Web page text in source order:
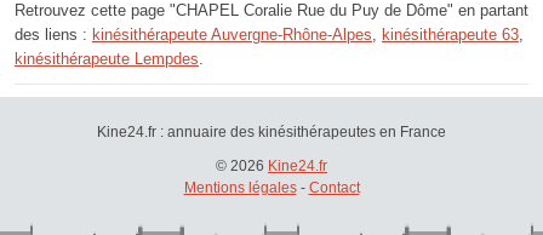
Retrouvez cette page "CHAPEL Coralie Rue du Puy de Dôme" en partant
des liens : kinésithérapeute Auvergne-Rhône-Alpes, kinésithérapeute 63,
kinésithérapeute Lempdes.
Kine24.fr : annuaire des kinésithérapeutes en France
© 2026 Kine24.fr
Mentions légales- Contact